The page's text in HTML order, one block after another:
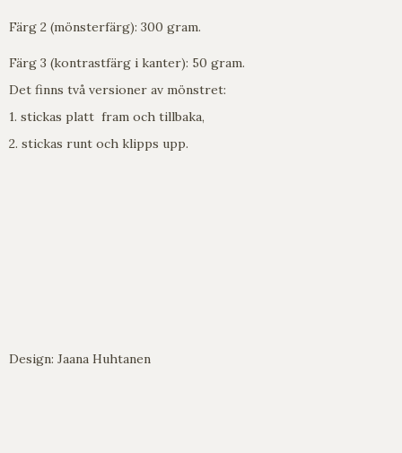
Färg 2 (mönsterfärg): 300 gram.
Färg 3 (kontrastfärg i kanter): 50 gram.
Det finns två versioner av mönstret:
1. stickas platt fram och tillbaka,
2. stickas runt och klipps upp.
Design: Jaana Huhtanen